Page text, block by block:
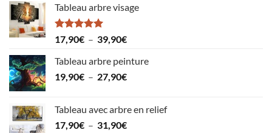
17,90€
37,90€
Tableau arbre visage
Note5.00
sur 5
17,90€ – 39,90€Plage
prix :
17,90€
Tableau arbre peinture
19,90€ – 27,90€Plage
19,90€
à
Tableau avec arbre en relief
17,90€ – 31,90€Plage